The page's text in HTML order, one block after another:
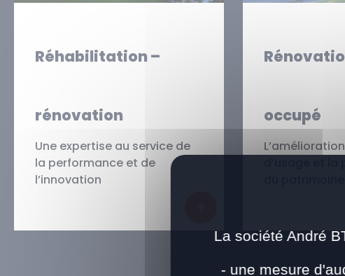
Réhabilitation –
rénovation
Une expertise au service de
la performance et de
l’innovation
occupé
La société André
- une mesure